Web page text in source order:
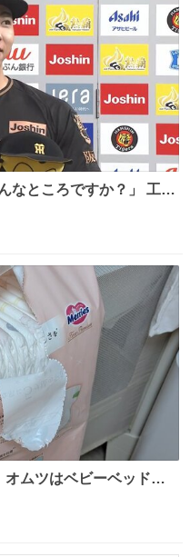
なところですか？」 工藤
ァン「ﾌｧﾝﾉｵｶｹﾞｰ!」 工藤
ムツはベビーベッドにS